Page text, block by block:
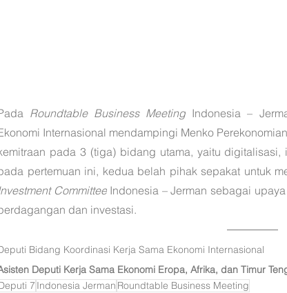
Roundtable Business Meeting Indonesia –
Internasional mendampingi Menko
pada 3 (tiga) bidang utama, yaitu digitalisasi,
pertemuan ini, kedua belah pihak sepakat untuk
Committee Indonesia – Jerman sebagai
dan investasi.
Bidang Koordinasi Kerja Sama Ekonomi Internasional
Deputi Kerja Sama Ekonomi Eropa, Afrika, dan Timur
7 Indonesia Jerman Roundtable Business Meeting